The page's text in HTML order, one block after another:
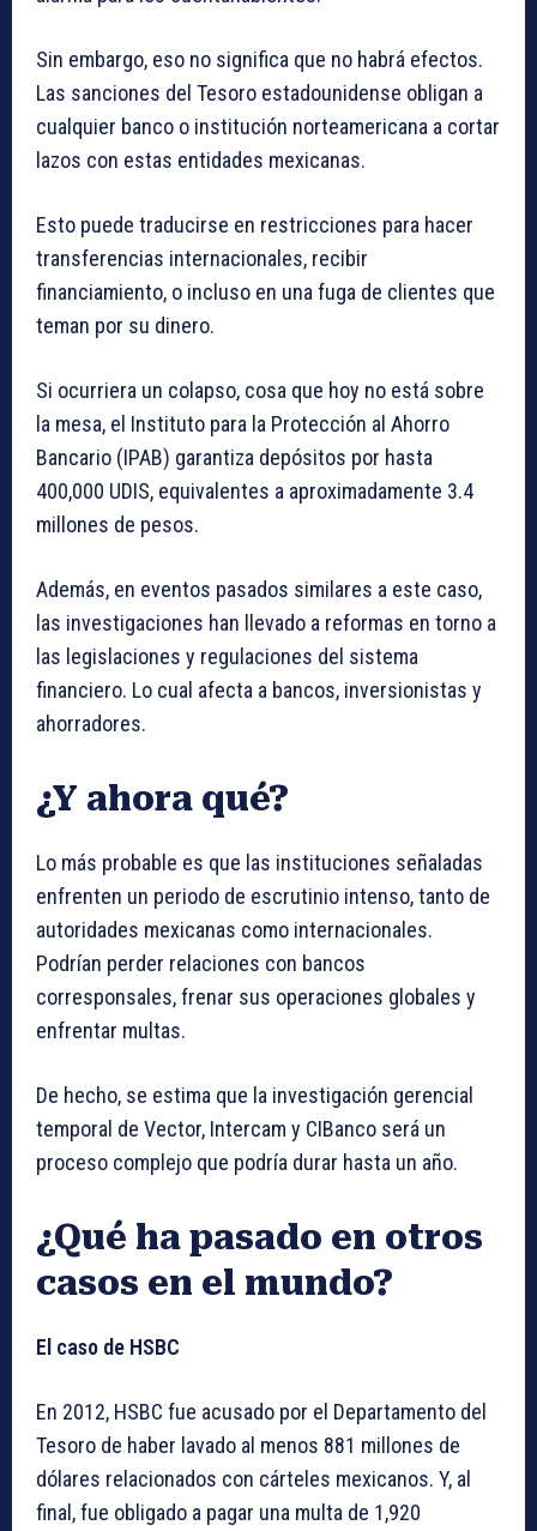
Sin embargo, eso no significa que no habrá efectos.
Las sanciones del Tesoro estadounidense obligan a
cualquier banco o institución norteamericana a cortar
lazos con estas entidades mexicanas.
Esto puede traducirse en restricciones para hacer
transferencias internacionales, recibir
financiamiento, o incluso en una fuga de clientes que
teman por su dinero.
Si ocurriera un colapso, cosa que hoy no está sobre
la mesa, el Instituto para la Protección al Ahorro
Bancario (IPAB) garantiza depósitos por hasta
400,000 UDIS, equivalentes a aproximadamente 3.4
millones de pesos.
Además, en eventos pasados similares a este caso,
las investigaciones han llevado a reformas en torno a
las legislaciones y regulaciones del sistema
financiero. Lo cual afecta a bancos, inversionistas y
ahorradores.
¿Y ahora qué?
Lo más probable es que las instituciones señaladas
enfrenten un periodo de escrutinio intenso, tanto de
autoridades mexicanas como internacionales.
Podrían perder relaciones con bancos
corresponsales, frenar sus operaciones globales y
enfrentar multas.
De hecho, se estima que la investigación gerencial
temporal de Vector, Intercam y CIBanco será un
proceso complejo que podría durar hasta un año.
¿Qué ha pasado en otros
casos en el mundo?
El caso de HSBC
En 2012, HSBC fue acusado por el Departamento del
Tesoro de haber lavado al menos 881 millones de
dólares relacionados con cárteles mexicanos. Y, al
final, fue obligado a pagar una multa de 1,920